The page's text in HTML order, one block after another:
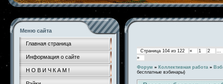
Меню сайта
Главная страница
Информация о сайте
Н О В И Ч К А М !
Страница 104 из 122 « 1 2
…
»
Форум » Коллективная работа »
бесплатные вэбинары)